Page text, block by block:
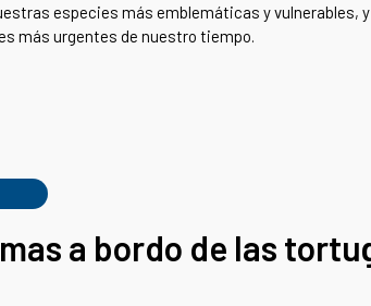
especies más emblemáticas y vulnerables,
más urgentes de nuestro tiempo.
a bordo de las